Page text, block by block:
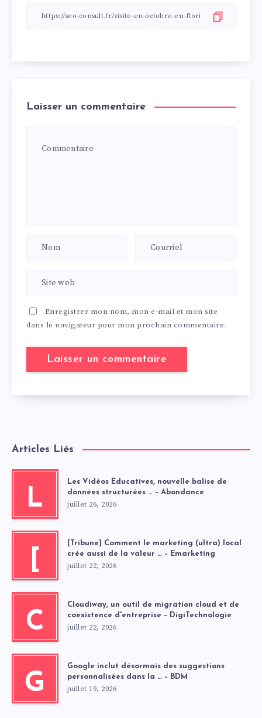
Laisser un commentaire
Enregistrer mon nom, mon e-mail et mon site
dans le navigateur pour mon prochain commentaire.
Articles Liés
L
Les Vidéos Éducatives, nouvelle balise de
données structurées … – Abondance
juillet 26, 2026
[
[Tribune] Comment le marketing (ultra) local
crée aussi de la valeur … – Emarketing
juillet 22, 2026
C
Cloudiway, un outil de migration cloud et de
coexistence d'entreprise – DigiTechnologie
juillet 22, 2026
G
Google inclut désormais des suggestions
personnalisées dans la … – BDM
juillet 19, 2026